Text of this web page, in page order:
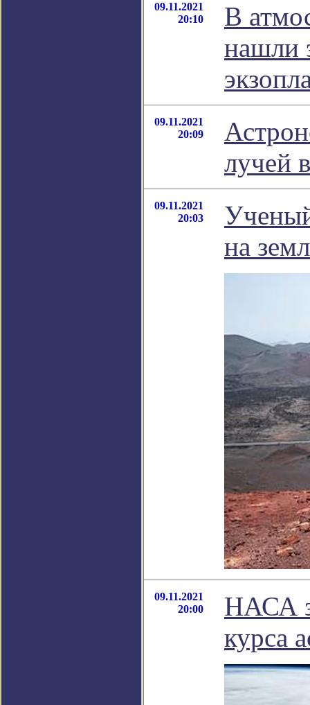
09.11.2021
20:10
В
нашли
09.11.2021
20:09
лучей
09.11.2021
20:03
на
09.11.2021
20:00
НАСА
курса